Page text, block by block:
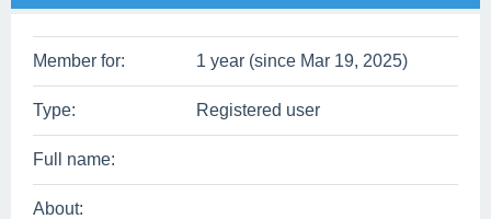
Member for: 1 year (since Mar 19, 2025)
Type: Registered user
Full name:
About: